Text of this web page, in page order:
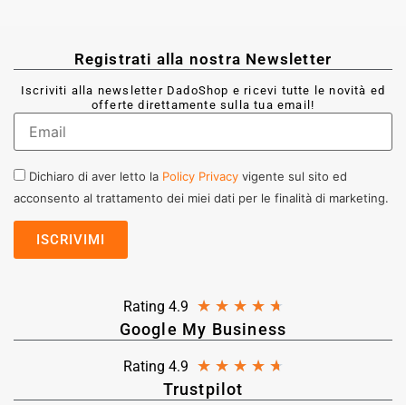
Registrati alla nostra Newsletter
Iscriviti alla newsletter DadoShop e ricevi tutte le novità ed
offerte direttamente sulla tua email!
Dichiaro di aver letto la Policy Privacy vigente sul sito ed
acconsento al trattamento dei miei dati per le finalità di marketing.
Rating 4.9 ★ ★ ★ ★ ★
Google My Business
Rating 4.9 ★ ★ ★ ★ ★
Trustpilot